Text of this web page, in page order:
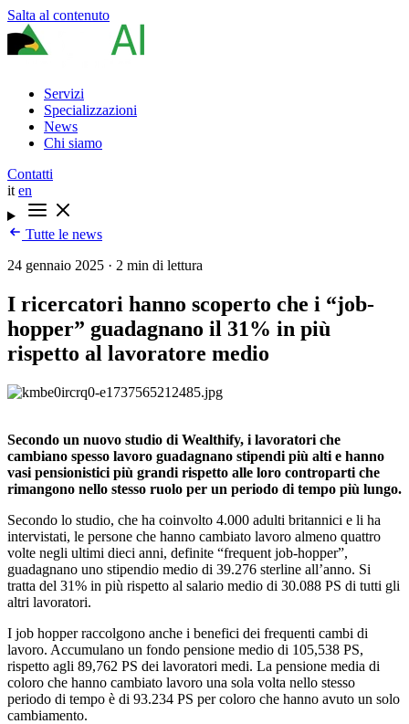
Salta al contenuto
Servizi
Specializzazioni
News
Chi siamo
Contatti
it en
Tutte le news
24 gennaio 2025 · 2 min di lettura
I ricercatori hanno scoperto che i “job-
hopper” guadagnano il 31% in più
rispetto al lavoratore medio
Secondo un nuovo studio di Wealthify, i lavoratori che
cambiano spesso lavoro guadagnano stipendi più alti e hanno
vasi pensionistici più grandi rispetto alle loro controparti che
rimangono nello stesso ruolo per un periodo di tempo più lungo.
Secondo lo studio, che ha coinvolto 4.000 adulti britannici e li ha
intervistati, le persone che hanno cambiato lavoro almeno quattro
volte negli ultimi dieci anni, definite “frequent job-hopper”,
guadagnano uno stipendio medio di 39.276 sterline all’anno. Si
tratta del 31% in più rispetto al salario medio di 30.088 PS di tutti gli
altri lavoratori.
I job hopper raccolgono anche i benefici dei frequenti cambi di
lavoro. Accumulano un fondo pensione medio di 105,538 PS,
rispetto agli 89,762 PS dei lavoratori medi. La pensione media di
coloro che hanno cambiato lavoro una sola volta nello stesso
periodo di tempo è di 93.234 PS per coloro che hanno avuto un solo
cambiamento.